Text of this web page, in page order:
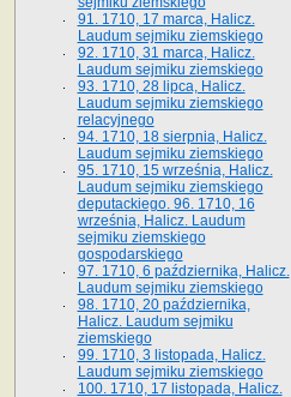
91. 1710, 17 marca, Halicz.
Laudum sejmiku ziemskiego
92. 1710, 31 marca, Halicz.
Laudum sejmiku ziemskiego
93. 1710, 28 lipca, Halicz.
Laudum sejmiku ziemskiego
relacyjnego
94. 1710, 18 sierpnia, Halicz.
Laudum sejmiku ziemskiego
95. 1710, 15 września, Halicz.
Laudum sejmiku ziemskiego
deputackiego. 96. 1710, 16
września, Halicz. Laudum
sejmiku ziemskiego
gospodarskiego
97. 1710, 6 października, Halicz.
Laudum sejmiku ziemskiego
98. 1710, 20 października,
Halicz. Laudum sejmiku
ziemskiego
99. 1710, 3 listopada, Halicz.
Laudum sejmiku ziemskiego
100. 1710, 17 listopada, Halicz.